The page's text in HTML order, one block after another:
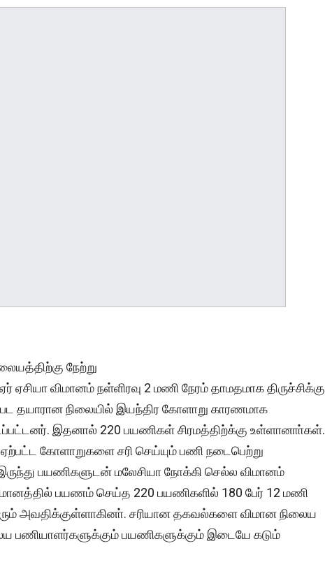
நேற்று
ஏசியா விமானம் நள்ளிரவு 2 மணி நேரம் தாமதமாக திருச்சிக்கு
தயாரான நிலையில் இயந்திர கோளாறு காரணமாக
இதனால் 220 பயணிகள் சிரமத்திற்க்கு உள்ளானாா்கள்.
கோளாறுகளை சரி செய்யும் பணி நடைபெற்று
பயணிகளுடன் மலேசியா நோக்கி செல்ல விமானம்
பயணம் செய்த 220 பயணிகளில் 180 பேர் 12 மணி
அவதிக்குள்ளாகினா். சரியான தகவல்களை விமான நிலைய
பணியாளர்களுக்கும் பயணிகளுக்கும் இடையே கடும்